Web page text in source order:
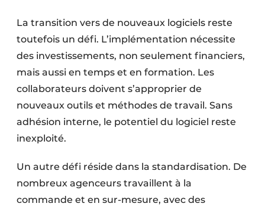
La transition vers de nouveaux logiciels reste
toutefois un défi. L’implémentation nécessite
des investissements, non seulement financiers,
mais aussi en temps et en formation. Les
collaborateurs doivent s’approprier de
nouveaux outils et méthodes de travail. Sans
adhésion interne, le potentiel du logiciel reste
inexploité.
Un autre défi réside dans la standardisation. De
nombreux agenceurs travaillent à la
commande et en sur-mesure, avec des